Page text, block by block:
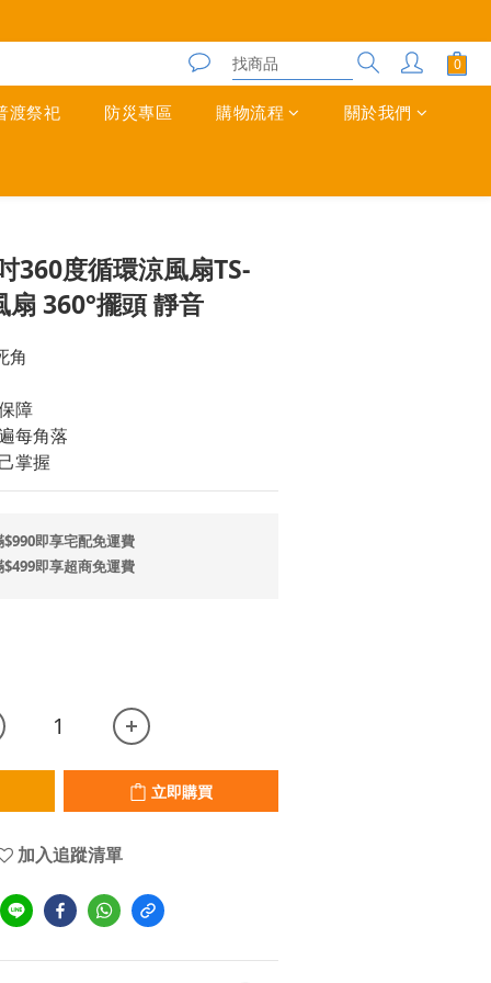
渡祭祀 防災專區 購物流程 關於我們
360度循環涼風扇TS-
360°擺頭 靜音
角
障
每角落
掌握
即享宅配免運費
即享超商免運費
立即購買
加入追蹤清單